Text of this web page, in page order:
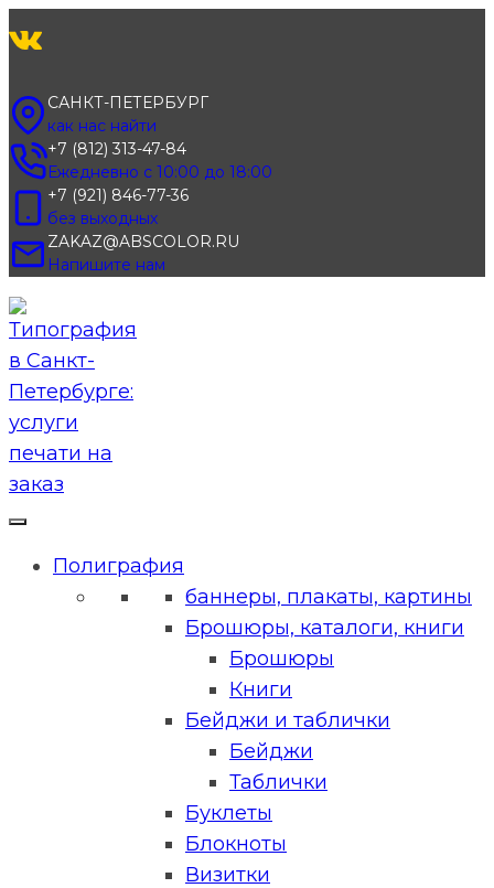
к
САНКТ-ПЕТЕРБУРГ
как нас найти
+7 (812) 313-47-84
Ежедневно с 10:00 до 18:00
+7 (921) 846-77-36
без выходных
ZAKAZ@ABSCOLOR.RU
Напишите нам
Полиграфия
баннеры, плакаты, картины
Брошюры, каталоги, книги
Брошюры
Книги
Бейджи и таблички
Бейджи
Таблички
Буклеты
Блокноты
Визитки